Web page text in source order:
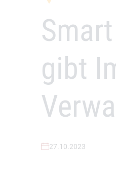
–
gibt
27.10.2023